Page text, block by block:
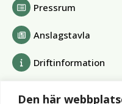
Den här
Pressrum
Anslagstavla
Driftinformation